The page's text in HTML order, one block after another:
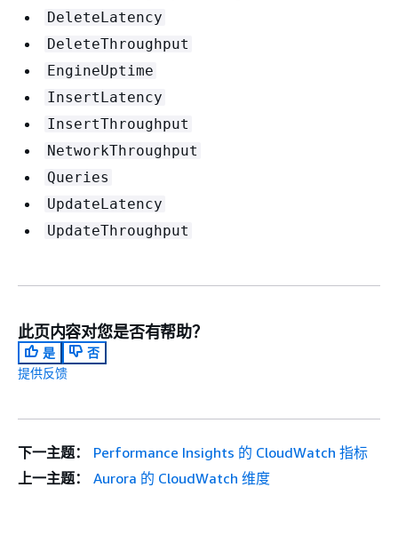
DeleteLatency
DeleteThroughput
EngineUptime
InsertLatency
InsertThroughput
NetworkThroughput
Queries
UpdateLatency
UpdateThroughput
此页内容对您是否有帮助？
是
否
提供反馈
下一主题：
Performance Insights 的 CloudWatch 指标
上一主题：
Aurora 的 CloudWatch 维度